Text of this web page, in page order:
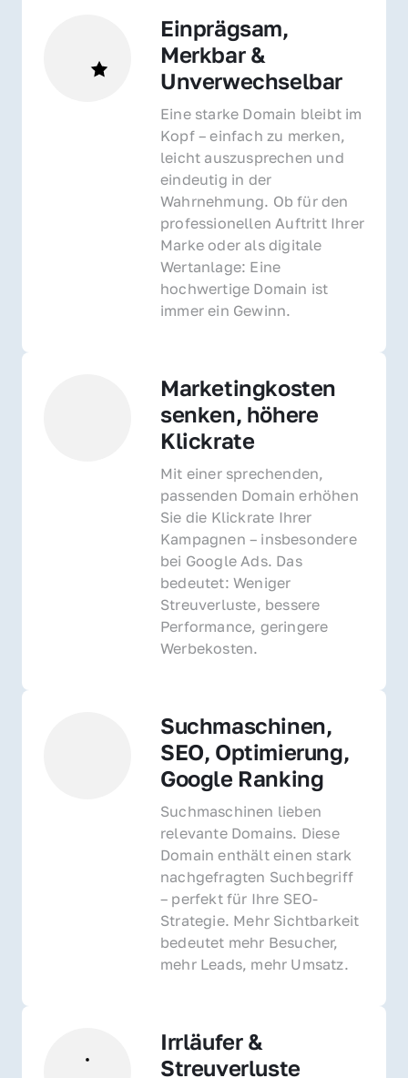
Einprägsam,
Merkbar &
Unverwechselbar
Eine starke Domain bleibt im
Kopf – einfach zu merken,
leicht auszusprechen und
eindeutig in der
Wahrnehmung. Ob für den
professionellen Auftritt Ihrer
Marke oder als digitale
Wertanlage: Eine
hochwertige Domain ist
immer ein Gewinn.
Marketingkosten
senken, höhere
Klickrate
Mit einer sprechenden,
passenden Domain erhöhen
Sie die Klickrate Ihrer
Kampagnen – insbesondere
bei Google Ads. Das
bedeutet: Weniger
Streuverluste, bessere
Performance, geringere
Werbekosten.
Suchmaschinen,
SEO, Optimierung,
Google Ranking
Suchmaschinen lieben
relevante Domains. Diese
Domain enthält einen stark
nachgefragten Suchbegriff
– perfekt für Ihre SEO-
Strategie. Mehr Sichtbarkeit
bedeutet mehr Besucher,
mehr Leads, mehr Umsatz.
Irrläufer &
Streuverluste